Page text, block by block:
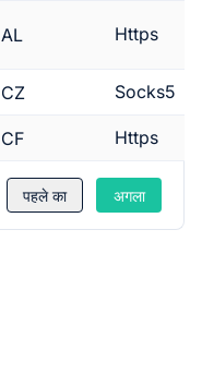
AL Https
CZ Socks5
CF Https
पहले का अगला